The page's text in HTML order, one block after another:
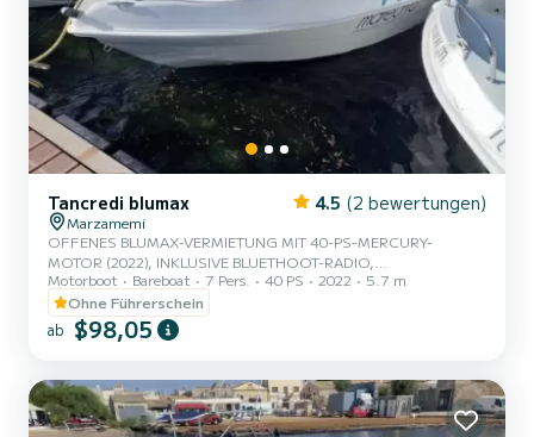
Tancredi blumax 4.5 (2 bewertungen)
Marzamemi
OFFENES BLUMAX-VERMIETUNG MIT 40-PS-MERCURY-
MOTOR (2022), INKLUSIVE BLUETHOOT-RADIO,
FRISCHWASSER-DUSCHE, EISTRUHE FÜR 7 PERSONEN,
EINSCHLIESSLICH FAHRER
Motorboot Bareboat 7 Pers. 40 PS 2022
5.7 m
Ohne Führerschein
ab $98,05